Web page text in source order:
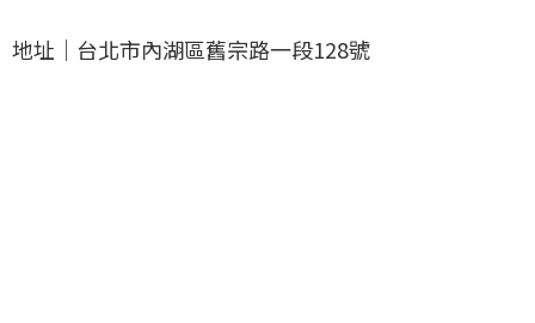
地址｜台北市內湖區舊宗路一段128號